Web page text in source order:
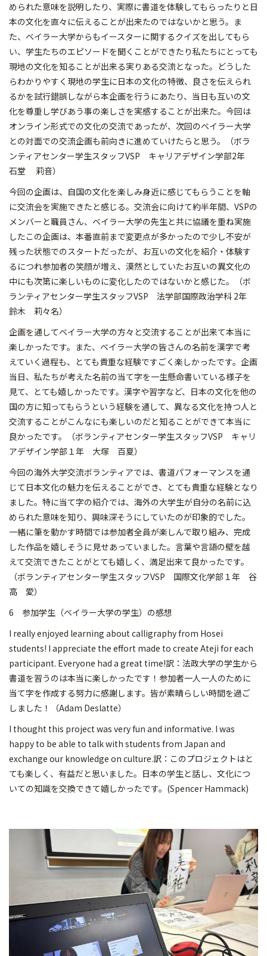
められた意味を説明したり、実際に書道を体験してもらったりと日
本の文化を直々に伝えることが出来たのではないかと思う。ま
た、ベイラー大学からもイースターに関するクイズを出してもら
い、学生たちのエピソードを聞くことができたり私たちにとっても
現地の文化を知ることが出来る実りある交流となった。どうした
らわかりやすく現地の学生に日本の文化の特徴、良さを伝えられ
るかを試行錯誤しながら本企画を行うにあたり、当日も互いの文
化を尊重し学びあう事の楽しさを実感することが出来た。今回は
オンライン形式での文化の交流であったが、次回のベイラー大学
との対面での交流企画も前向きに進めていけたらと思う。（ボラ
ンティアセンター学生スタッフVSP キャリアデザイン学部2年
石堂 莉音）
今回の企画は、自国の文化を楽しみ身近に感じてもらうことを軸
に交流会を実施できたと感じる。交流会に向けて約半年間、VSPの
メンバーと職員さん、ベイラー大学の先生と共に協議を重ね実施
したこの企画は、本番直前まで変更点が多かったので少し不安が
残った状態でのスタートだったが、お互いの文化を紹介・体験す
るにつれ参加者の笑顔が増え、漠然としていたお互いの異文化の
中にも次第に楽しいものに変化したのではないかと感じた。（ボ
ランティアセンター学生スタッフVSP 法学部国際政治学科 2年
鈴木 莉々名）
企画を通してベイラー大学の方々と交流することが出来て本当に
楽しかったです。また、ベイラー大学の皆さんの名前を漢字で考
えていく過程も、とても貴重な経験ですごく楽しかったです。企画
当日、私たちが考えた名前の当て字を一生懸命書いている様子を
見て、とても嬉しかったです。漢字や習字など、日本の文化を他の
国の方に知ってもらうという経験を通して、異なる文化を持つ人と
交流することがこんなにも楽しいのだと知ることができて本当に
良かったです。（ボランティアセンター学生スタッフVSP キャリ
アデザイン学部１年 大塚 百夏）
今回の海外大学交流ボランティアでは、書道パフォーマンスを通
じて日本文化の魅力を伝えることができ、とても貴重な経験となり
ました。特に当て字の紹介では、海外の大学生が自分の名前に込
められた意味を知り、興味深そうにしていたのが印象的でした。
一緒に筆を動かす時間では参加者全員が楽しんで取り組み、完成
した作品を嬉しそうに見せあっていました。言葉や言語の壁を越
えて交流できたことがとても嬉しく、満足出来て良かったです。
（ボランティアセンター学生スタッフVSP 国際文化学部１年 谷
高 愛）
6 参加学生（ベイラー大学の学生）の感想
I really enjoyed learning about calligraphy from Hosei
students! I appreciate the effort made to create Ateji for each
participant. Everyone had a great time!訳：法政大学の学生から
書道を習うのは本当に楽しかったです！参加者一人一人のために
当て字を作成する努力に感謝します。皆が素晴らしい時間を過ご
しました！（Adam Deslatte）
I thought this project was very fun and informative. I was
happy to be able to talk with students from Japan and
exchange our knowledge on culture.訳：このプロジェクトはと
ても楽しく、有益だと思いました。日本の学生と話し、文化につ
いての知識を交換できて嬉しかったです。(Spencer Hammack)